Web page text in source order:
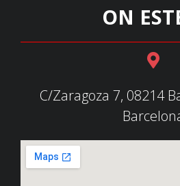
ON
C/Zaragoza 7, 08214